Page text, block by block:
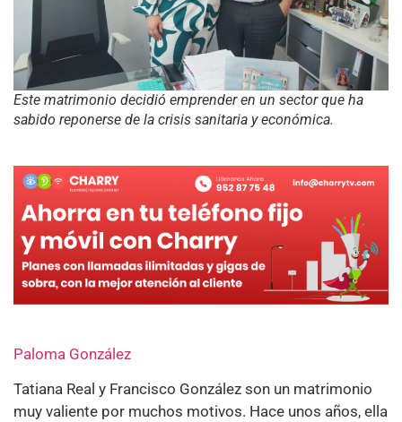
Este matrimonio decidió emprender en un sector que ha
sabido reponerse de la crisis sanitaria y económica.
Paloma González
Tatiana Real y Francisco González son un matrimonio
muy valiente por muchos motivos. Hace unos años, ella